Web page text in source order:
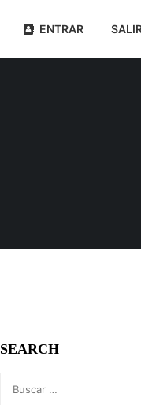
ENTRAR
SEARCH